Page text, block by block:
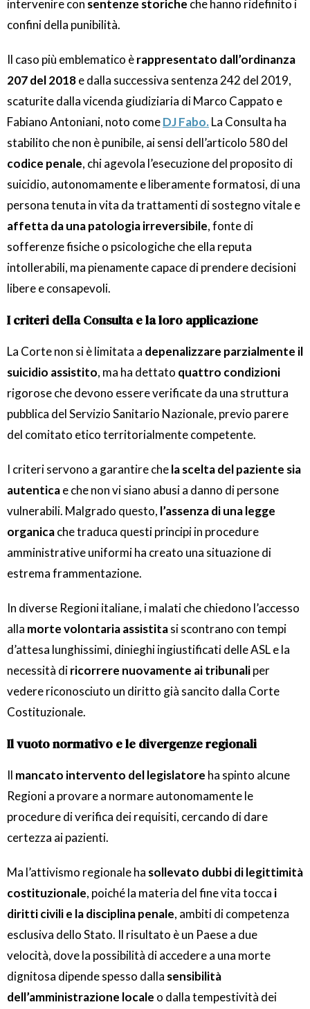
intervenire con sentenze storiche che hanno ridefinito i
confini della punibilità.
Il caso più emblematico èrappresentato dall’ordinanza
207 del 2018e dalla successiva sentenza 242 del 2019,
scaturite dalla vicenda giudiziaria di Marco Cappato e
Fabiano Antoniani, noto comeDJ Fabo.La Consulta ha
stabilito che non è punibile, ai sensi dell’articolo 580 del
codice penale, chi agevola l’esecuzione del proposito di
suicidio, autonomamente e liberamente formatosi, di una
persona tenuta in vita da trattamenti di sostegno vitale e
affetta da una patologia irreversibile, fonte di
sofferenze fisiche o psicologiche che ella reputa
intollerabili, ma pienamente capace di prendere decisioni
libere e consapevoli.
I criteri della Consulta e la loro applicazione
La Corte non si è limitata a depenalizzare parzialmente il
suicidio assistito, ma ha dettato quattro condizioni
rigorose che devono essere verificate da una struttura
pubblica del Servizio Sanitario Nazionale, previo parere
del comitato etico territorialmente competente.
I criteri servono a garantire chela scelta del paziente sia
autenticae che non vi siano abusi a danno di persone
vulnerabili. Malgrado questo, l’assenza di una legge
organicache traduca questi principi in procedure
amministrative uniformi ha creato una situazione di
estrema frammentazione.
In diverse Regioni italiane, i malati che chiedono l’accesso
alla morte volontaria assistitasi scontrano con tempi
d’attesa lunghissimi, dinieghi ingiustificati delle ASL e la
necessità diricorrere nuovamente ai tribunaliper
vedere riconosciuto un diritto già sancito dalla Corte
Costituzionale.
Il vuoto normativo e le divergenze regionali
Il mancato intervento del legislatore ha spinto alcune
Regioni a provare a normare autonomamente le
procedure di verifica dei requisiti, cercando di dare
certezza ai pazienti.
Ma l’attivismo regionale ha sollevato dubbi di legittimità
costituzionale, poiché la materia del fine vita tocca i
diritti civili e la disciplina penale, ambiti di competenza
esclusiva dello Stato. Il risultato è un Paese a due
velocità, dove la possibilità di accedere a una morte
dignitosa dipende spesso dalla sensibilità
dell’amministrazione locale o dalla tempestività dei